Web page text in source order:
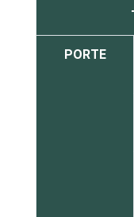
PORTE